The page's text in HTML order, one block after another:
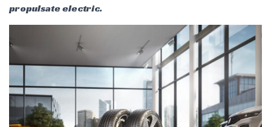
propulsate electric.